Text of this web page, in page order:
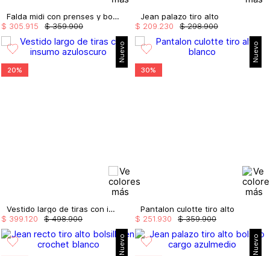
Falda midi con prenses y bolsillos
$ 359.900
$ 305 915
Jean palazo tiro alto
$ 298.900
$ 209 230
Nuevo
20%
Vestido largo de tiras con insumo
$ 498.900
$ 399120
Nuevo
30%
Pantalon culotte tiro alto
$ 359.900
$ 251 930
Nuevo Nuevo